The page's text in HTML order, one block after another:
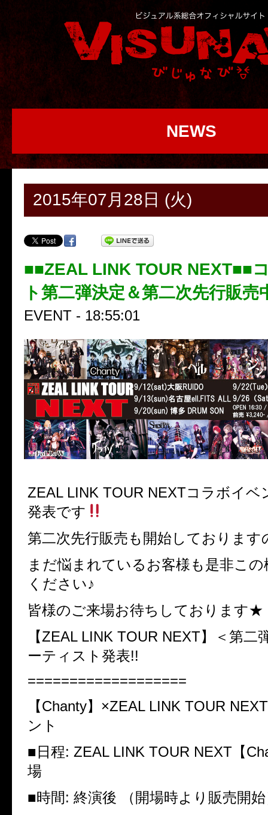
NEWS
2015年07月28日 (火)
■■ZEAL LINK TOUR NEXT■■
ト第二弾決定＆第二次先行販売
EVENT - 18:55:01
ZEAL LINK TOUR NEXTコラボイベ
発表です
第二次先行販売も開始しております
まだ悩まれているお客様も是非こ
ください♪
皆様のご来場お待ちしております★
【ZEAL LINK TOUR NEXT】＜第二
ーティスト発表!!
===================
【Chanty】 ×ZEAL LINK TOUR NEXT
ント
■ 日程: ZEAL LINK TOUR NEXT 【
場
■時間: 終演後 （開場時より販売開